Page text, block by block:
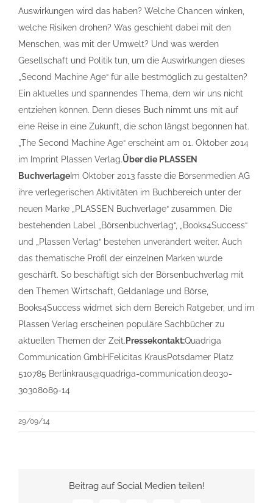
Auswirkungen wird das haben? Welche Chancen winken,
welche Risiken drohen? Was geschieht dabei mit den
Menschen, was mit der Umwelt? Und was werden
Gesellschaft und Politik tun, um die Auswirkungen dieses
„Second Machine Age“ für alle bestmöglich zu gestalten?
Ein aktuelles und spannendes Thema, dem wir uns nicht
entziehen können. Denn dieses Buch nimmt uns mit auf
eine Reise in eine Zukunft, die schon längst begonnen hat.
„The Second Machine Age“ erscheint am 01. Oktober 2014
im Imprint Plassen Verlag.Über die PLASSEN
Buchverlage Im Oktober 2013 fasste die Börsenmedien AG
ihre verlegerischen Aktivitäten im Buchbereich unter der
neuen Marke „PLASSEN Buchverlage“ zusammen. Die
bestehenden Label „Börsenbuchverlag“, „Books4Success“
und „Plassen Verlag“ bestehen unverändert weiter. Auch
das thematische Profil der einzelnen Marken wurde
geschärft. So beschäftigt sich der Börsenbuchverlag mit
den Themen Wirtschaft, Geldanlage und Börse,
Books4Success widmet sich dem Bereich Ratgeber, und im
Plassen Verlag erscheinen populäre Sachbücher zu
aktuellen Themen der Zeit. Pressekontakt:Quadriga
Communication GmbHFelicitas KrausPotsdamer Platz
510785 Berlinkraus@quadriga-communication.de030-
30308089-14
29/09/14
Beitrag auf Social Medien teilen!